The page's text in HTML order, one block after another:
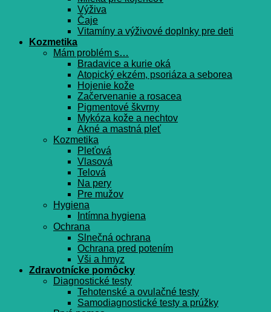
Výživa
Čaje
Vitamíny a výživové doplnky pre deti
Kozmetika
Mám problém s…
Bradavice a kurie oká
Atopický ekzém, psoriáza a seborea
Hojenie kože
Začervenanie a rosacea
Pigmentové škvrny
Mykóza kože a nechtov
Akné a mastná pleť
Kozmetika
Pleťová
Vlasová
Telová
Na pery
Pre mužov
Hygiena
Intímna hygiena
Ochrana
Slnečná ochrana
Ochrana pred potením
Vši a hmyz
Zdravotnícke pomôcky
Diagnostické testy
Tehotenské a ovulačné testy
Samodiagnostické testy a prúžky